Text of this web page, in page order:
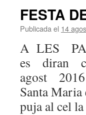
FESTA
Publicada el 14
A LES
es diran
agost 2016
Santa
puja al cel